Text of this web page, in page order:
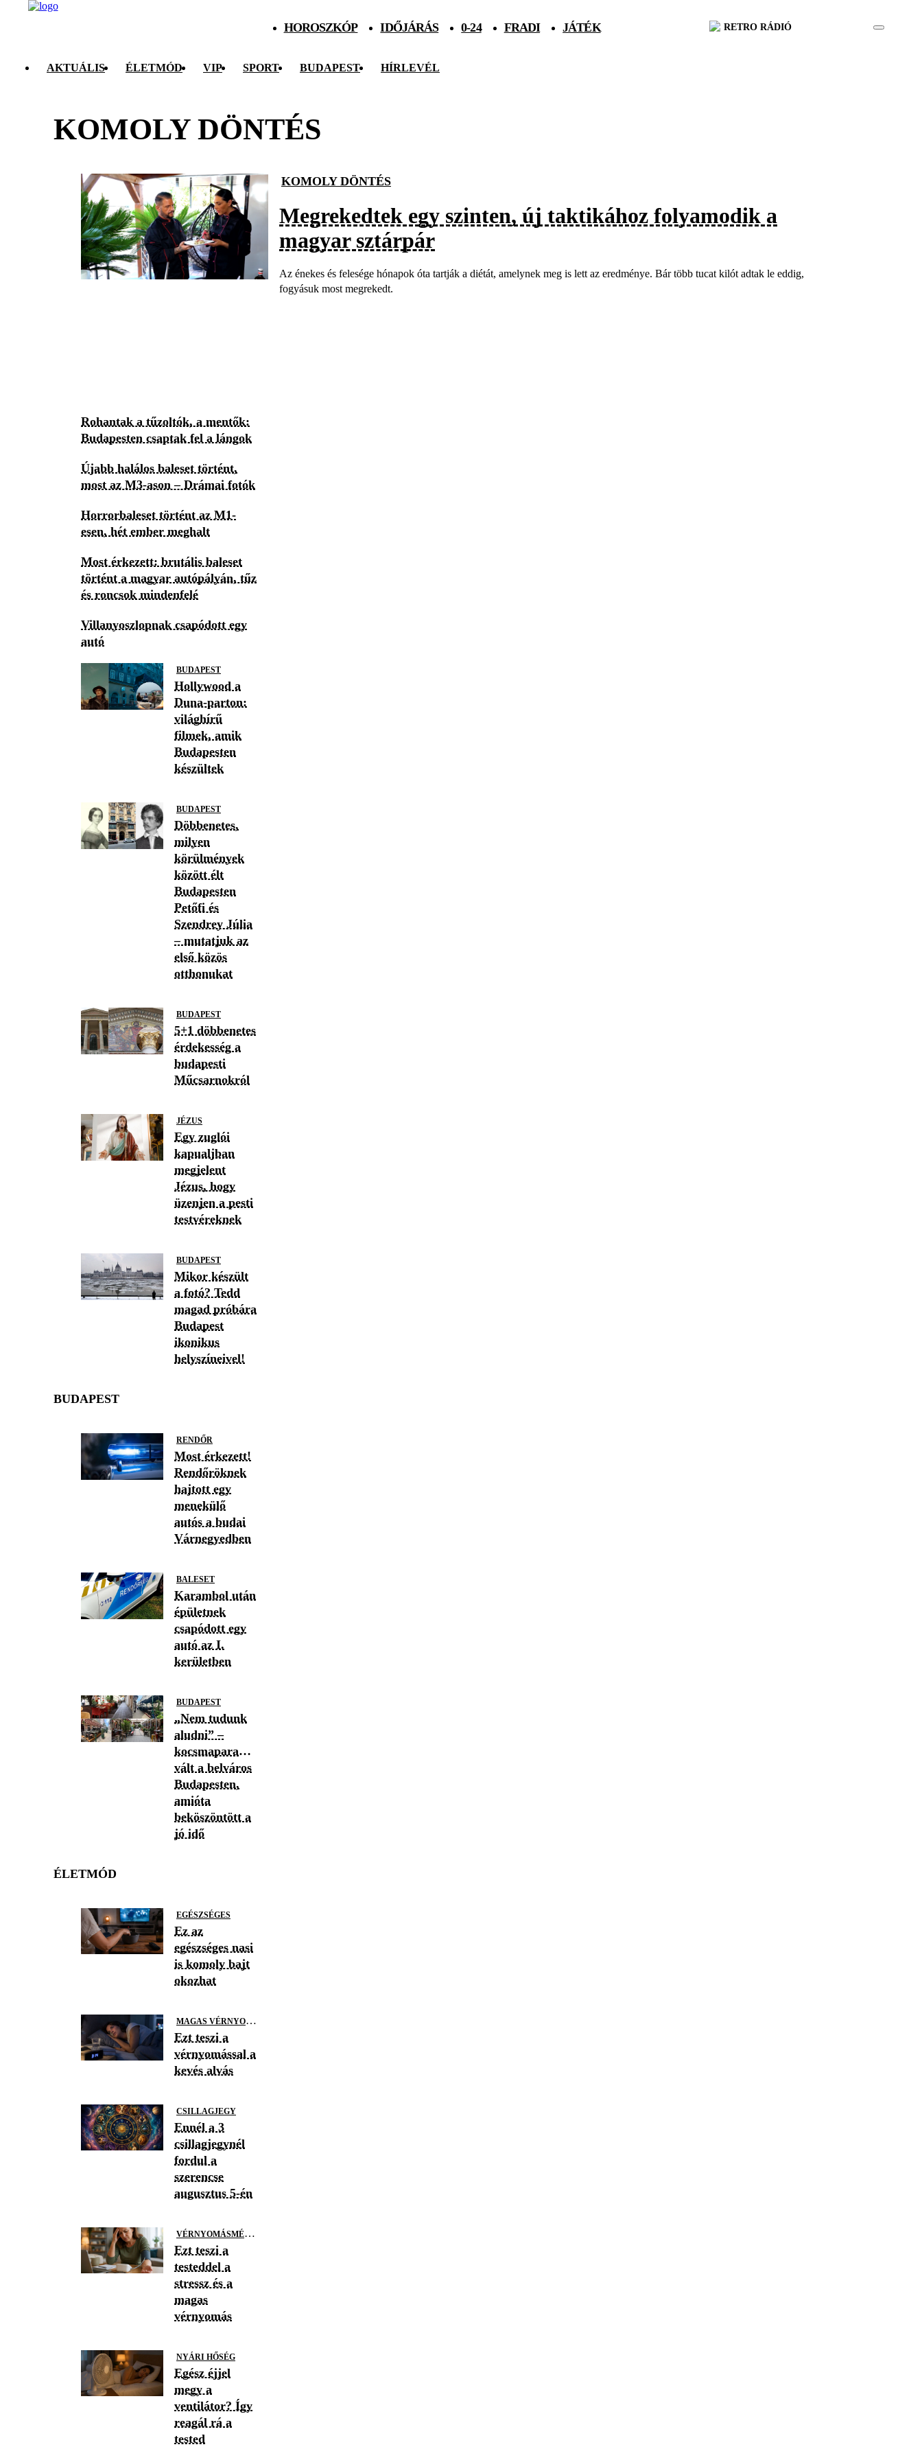
HOROSZKÓP IDŐJÁRÁS 0-24 FRADI JÁTÉK RETRO RÁDIÓ
AKTUÁLIS ÉLETMÓD VIP SPORT BUDAPEST HÍRLEVÉL
KOMOLY DÖNTÉS
KOMOLY DÖNTÉS
Megrekedtek egy szinten, új taktikához folyamodik a
magyar sztárpár
Az énekes és felesége hónapok óta tartják a diétát, amelynek meg is lett az eredménye. Bár több tucat kilót adtak le eddig,
fogyásuk most megrekedt.
Rohantak a tűzoltók, a mentők:
Budapesten csaptak fel a lángok
Újabb halálos baleset történt,
most az M3-ason – Drámai fotók
Horrorbaleset történt az M1-
esen, hét ember meghalt
Most érkezett: brutális baleset
történt a magyar autópályán, tűz
és roncsok mindenfelé
Villanyoszlopnak csapódott egy
autó
BUDAPEST
Hollywood a
Duna-parton:
világhírű
filmek, amik
Budapesten
készültek
BUDAPEST
Döbbenetes,
milyen
körülmények
között élt
Budapesten
Petőfi és
Szendrey Júlia
– mutatjuk az
első közös
otthonukat
BUDAPEST
5+1 döbbenetes
érdekesség a
budapesti
Műcsarnokról
JÉZUS
Egy zuglói
kapualjban
megjelent
Jézus, hogy
üzenjen a pesti
testvéreknek
BUDAPEST
Mikor készült
a fotó? Tedd
magad próbára
Budapest
ikonikus
helyszíneivel!
BUDAPEST
RENDŐR
Most érkezett!
Rendőröknek
hajtott egy
menekülő
autós a budai
Várnegyedben
BALESET
Karambol után
épületnek
csapódott egy
autó az I.
kerületben
BUDAPEST
„Nem tudunk
aludni” –
kocsmaparadicsommá
vált a belváros
Budapesten,
amióta
beköszöntött a
jó idő
ÉLETMÓD
EGÉSZSÉGES
Ez az
egészséges nasi
is komoly bajt
okozhat
M
AGAS VÉRNYOMÁS
Ezt teszi a
vérnyomással a
kevés alvás
CSILLAGJEGY
Ennél a 3
csillagjegynél
fordul a
szerencse
augusztus 5-én
V
ÉRNYOMÁSMÉRÉS
Ezt teszi a
testeddel a
stressz és a
magas
vérnyomás
NYÁRI HŐSÉG
Egész éjjel
megy a
ventilátor? Így
reagál rá a
tested